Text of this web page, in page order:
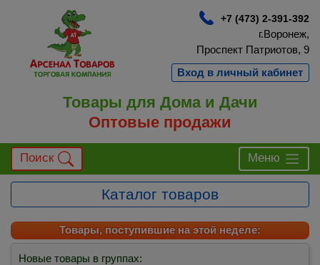
+7 (473) 2-391-392
г.Воронеж,
Проспект Патриотов, 9
Вход в личный кабинет
Товары для Дома и Дачи
Оптовые продажи
Поиск Меню
Каталог товаров
Товары, поступившие на этой неделе:
Новые товары в группах: